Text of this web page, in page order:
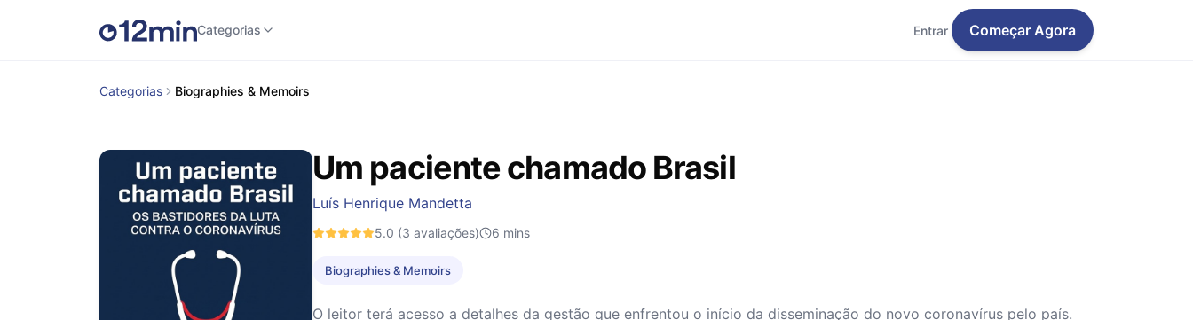
Categorias Entrar Começar Agora
Categorias Biographies & Memoirs
Um paciente chamado Brasil
Luís Henrique Mandetta
5.0 (3 avaliações) 6 mins
Biographies & Memoirs
O leitor terá acesso a detalhes da gestão que enfrentou o início da disseminação do novo coronavírus pelo país.